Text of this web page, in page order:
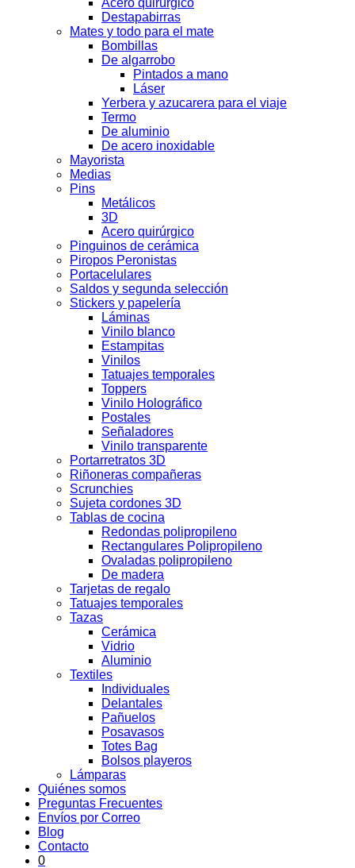
Acero quirúrgico
Destapabirras
Mates y todo para el mate
Bombillas
De algarrobo
Pintados a mano
Láser
Yerbera y azucarera para el viaje
Termo
De aluminio
De acero inoxidable
Mayorista
Medias
Pins
Metálicos
3D
Acero quirúrgico
Pinguinos de cerámica
Piropos Peronistas
Portacelulares
Saldos y segunda selección
Stickers y papelería
Láminas
Vinilo blanco
Estampitas
Vinilos
Tatuajes temporales
Toppers
Vinilo Holográfico
Postales
Señaladores
Vinilo transparente
Portarretratos 3D
Riñoneras compañeras
Scrunchies
Sujeta cordones 3D
Tablas de cocina
Redondas polipropileno
Rectangulares Polipropileno
Ovaladas polipropileno
De madera
Tarjetas de regalo
Tatuajes temporales
Tazas
Cerámica
Vidrio
Aluminio
Textiles
Individuales
Delantales
Pañuelos
Posavasos
Totes Bag
Bolsos playeros
Lámparas
Quiénes somos
Preguntas Frecuentes
Envíos por Correo
Blog
Contacto
0